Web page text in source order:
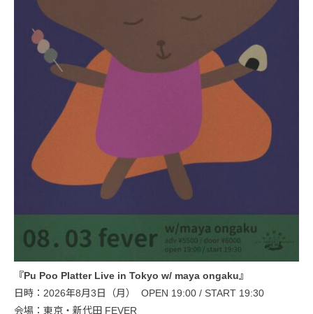
『Pu Poo Platter Live in Tokyo w/ maya ongaku』
日時：2026年8月3日（月） OPEN 19:00 / START 19:30
会場：東京・新代田 FEVER